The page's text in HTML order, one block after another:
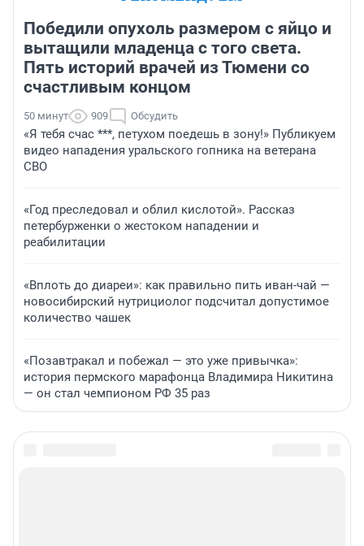
Победили опухоль размером с яйцо и
вытащили младенца с того света.
Пять историй врачей из Тюмени со
счастливым концом
50 минут 909 Обсудить
«Я тебя счас ***, петухом поедешь в зону!» Публикуем
видео нападения уральского гопника на ветерана
СВО
«Год преследовал и облил кислотой». Рассказ
петербурженки о жестоком нападении и
реабилитации
«Вплоть до диареи»: как правильно пить иван-чай —
новосибирский нутрициолог подсчитал допустимое
количество чашек
«Позавтракал и побежал — это уже привычка»:
история пермского марафонца Владимира Никитина
— он стал чемпионом РФ 35 раз